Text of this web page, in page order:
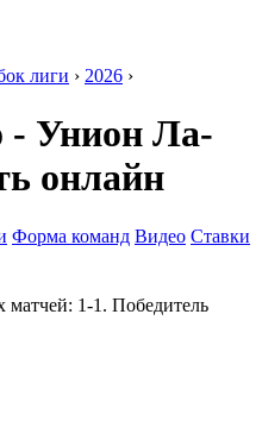
лиги › 2026 ›
- Унион Ла-
онлайн
Форма команд Видео Ставки
матчей: 1-1. Победитель